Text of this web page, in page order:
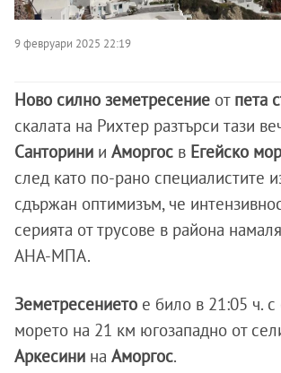
9 февруари 2025 22:19
Ново силно земетресение от пета
скалата на Рихтер разтърси тази
Санторини и Аморгос в Егейско
след като по-рано специалистите
сдържан оптимизъм, че
серията от трусове в района
АНА-МПА.
Земетресението е било в 21:05 ч.
морето на 21 км югозападно от
Аркесини на Аморгос.